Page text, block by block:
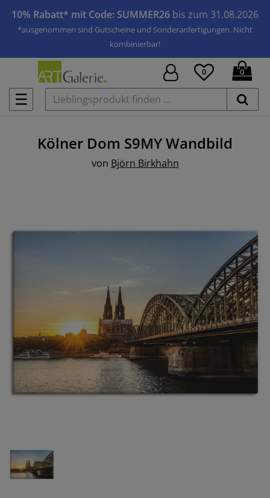
10% Rabatt* mit Code: SUMMER26 bis zum 31.08.2026
*ausgenommen sind Gutscheine und Sonderanfertigungen. Nicht
kombinierbar!
☰
0 0
Kölner Dom S9MYWandbild
von Björn Birkhahn